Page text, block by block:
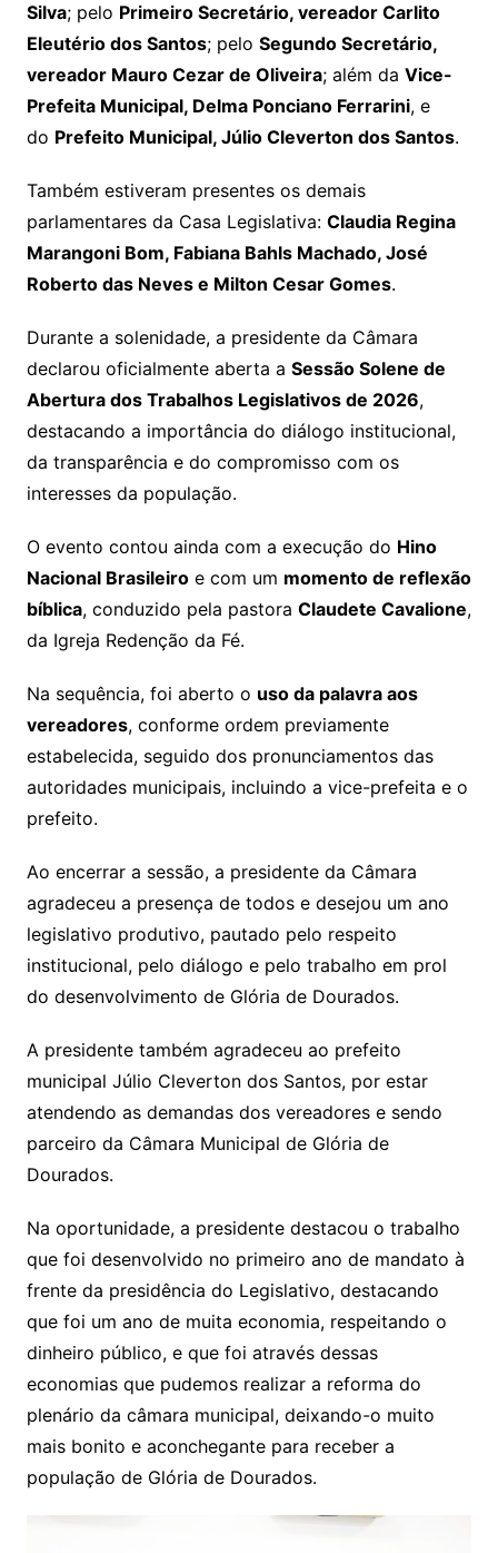
Silva; pelo Primeiro Secretário, vereador Carlito
Eleutério dos Santos; pelo Segundo Secretário,
vereador Mauro Cezar de Oliveira; além da Vice-
Prefeita Municipal, Delma Ponciano Ferrarini, e
do Prefeito Municipal, Júlio Cleverton dos Santos.
Também estiveram presentes os demais
parlamentares da Casa Legislativa: Claudia Regina
Marangoni Bom, Fabiana Bahls Machado, José
Roberto das Neves e Milton Cesar Gomes.
Durante a solenidade, a presidente da Câmara
declarou oficialmente aberta a Sessão Solene de
Abertura dos Trabalhos Legislativos de 2026,
destacando a importância do diálogo institucional,
da transparência e do compromisso com os
interesses da população.
O evento contou ainda com a execução do Hino
Nacional Brasileiroe com um momento de reflexão
bíblica, conduzido pela pastora Claudete Cavalione,
da Igreja Redenção da Fé.
Na sequência, foi aberto o uso da palavra aos
vereadores, conforme ordem previamente
estabelecida, seguido dos pronunciamentos das
autoridades municipais, incluindo a vice-prefeita e o
prefeito.
Ao encerrar a sessão, a presidente da Câmara
agradeceu a presença de todos e desejou um ano
legislativo produtivo, pautado pelo respeito
institucional, pelo diálogo e pelo trabalho em prol
do desenvolvimento de Glória de Dourados.
A presidente também agradeceu ao prefeito
municipal Júlio Cleverton dos Santos, por estar
atendendo as demandas dos vereadores e sendo
parceiro da Câmara Municipal de Glória de
Dourados.
Na oportunidade, a presidente destacou o trabalho
que foi desenvolvido no primeiro ano de mandato à
frente da presidência do Legislativo, destacando
que foi um ano de muita economia, respeitando o
dinheiro público, e que foi através dessas
economias que pudemos realizar a reforma do
plenário da câmara municipal, deixando-o muito
mais bonito e aconchegante para receber a
população de Glória de Dourados.